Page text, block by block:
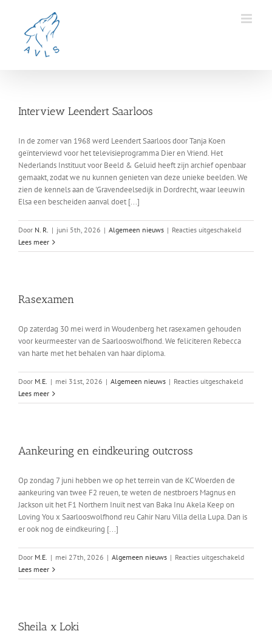
Interview Leendert Saarloos
In de zomer van 1968 werd Leendert Saarloos door Tanja Koen
geïnterviewd voor het televisieprogramma Dier en Vriend. Het
Nederlands Instituut voor Beeld & Geluid heeft zijn archief openbaar
gemaakt, zodat we nu kunnen genieten van deze unieke beelden. We
zien de kennels aan de 'Gravendeelsedijk in Dordrecht, waar leeuwin
Elsa een bescheiden aanval doet [...]
Door N. R. | juni 5th, 2026 | Algemeen nieuws | Reacties uitgeschakeldvoor
Leendert
Lees meer
Rasexamen
Op zaterdag 30 mei werd in Woudenberg het rasexamen gehouden
voor keurmeester van de Saarlooswolfhond. We feliciteren Rebecca
van harte met het behalen van haar diploma.
Door M.E. | mei 31st, 2026 | Algemeen nieuws | Reacties uitgeschakeldvoor
Lees meer
Aankeuring en eindkeuring outcross
Op zondag 7 juni hebben we op het terrein van de KC Woerden de
aankeuring van twee F2 reuen, te weten de nestbroers Magnus en
Jackson uit het F1 Northern Inuït nest van Baka Inu Akela Keep on
Loving You x Saarlooswolfhond reu Cahir Naru Villa della Lupa. Dan is
er ook nog de eindkeuring [...]
Door M.E. | mei 27th, 2026 | Algemeen nieuws | Reacties uitgeschakeldvoor
en
Lees meer
Sheila x Loki